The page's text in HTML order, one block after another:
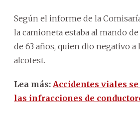
Según el informe de la
la camioneta estaba al mando
de 63 años, quien dio negativo a
alcotest.
Lea más: Accidentes viales
las infracciones de